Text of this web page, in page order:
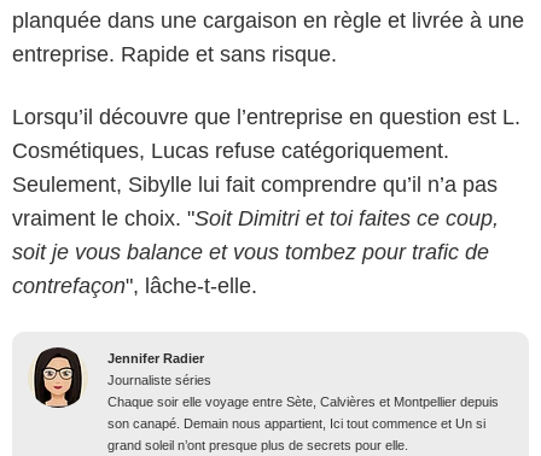
planquée dans une cargaison en règle et livrée à une
entreprise. Rapide et sans risque.
Lorsqu’il découvre que l’entreprise en question est L.
Cosmétiques, Lucas refuse catégoriquement.
Seulement, Sibylle lui fait comprendre qu’il n’a pas
vraiment le choix. "Soit Dimitri et toi faites ce coup,
soit je vous balance et vous tombez pour trafic de
contrefaçon", lâche-t-elle.
Jennifer Radier
Journaliste séries
Chaque soir elle voyage entre Sète, Calvières et Montpellier depuis
son canapé. Demain nous appartient, Ici tout commence et Un si
grand soleil n’ont presque plus de secrets pour elle.